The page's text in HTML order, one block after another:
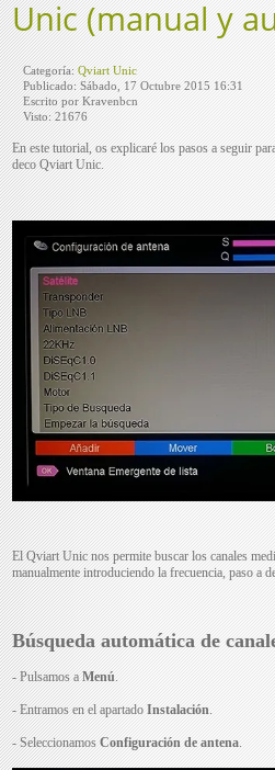
Unic (manual y
Categoría:Qviart Unic
Publicado: Sábado, 17 Octubre 2015 16:31
Escrito por Kravenbcn
Visto: 21676
En este tutorial, os explicaré los pasos a seguir
deco Qviart Unic.
El Qviart Unic nos permite buscar los canales
manualmente introduciendo la frecuencia, paso a
Búsqueda automática de
- Pulsamos aMenú.
- Entramos en el apartadoInstalación.
- SeleccionamosConfiguración de antena.